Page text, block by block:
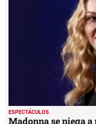
ESPECTÁCULOS
Madonna se niega